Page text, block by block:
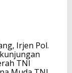
Irjen Pol.
TNI